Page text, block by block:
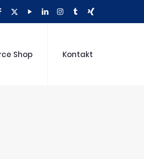
Shop Kontakt